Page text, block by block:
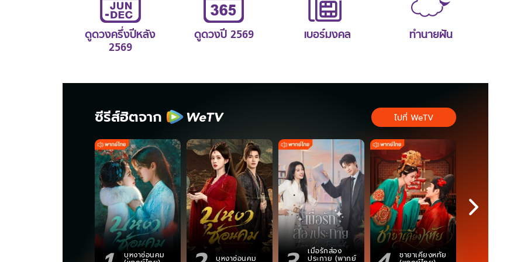
ดูดวงครึ่งปีหลัง
2569
ดูดวงปี 2569 เบอร์มงคล ทำนายฝัน
ซีรีส์ฮิตจาก
บุหงาซ่อนคม บุหงาซ่อนคม
เมื่อรักส่อง
ประกาย (พากย์ ชายาเคียงหทัย
ไปที่ WeTV